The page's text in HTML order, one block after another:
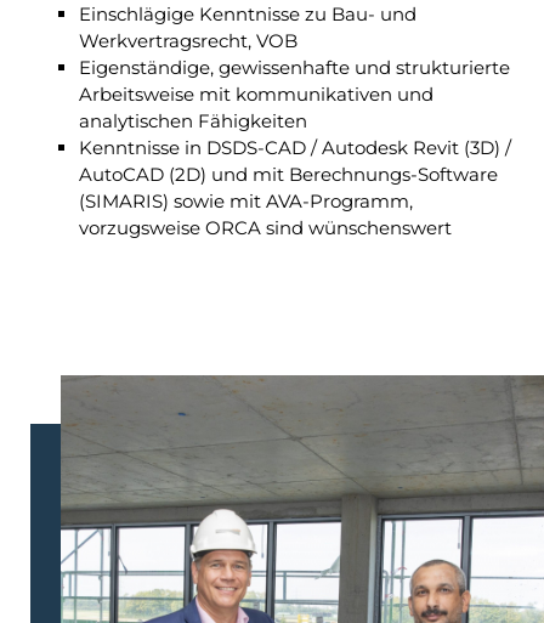
Einschlägige Kenntnisse zu Bau- und
Werkvertragsrecht, VOB
Eigenständige, gewissenhafte und strukturierte
Arbeitsweise mit kommunikativen und
analytischen Fähigkeiten
Kenntnisse in DSDS-CAD / Autodesk Revit (3D) /
AutoCAD (2D) und mit Berechnungs-Software
(SIMARIS) sowie mit AVA-Programm,
vorzugsweise ORCA sind wünschenswert